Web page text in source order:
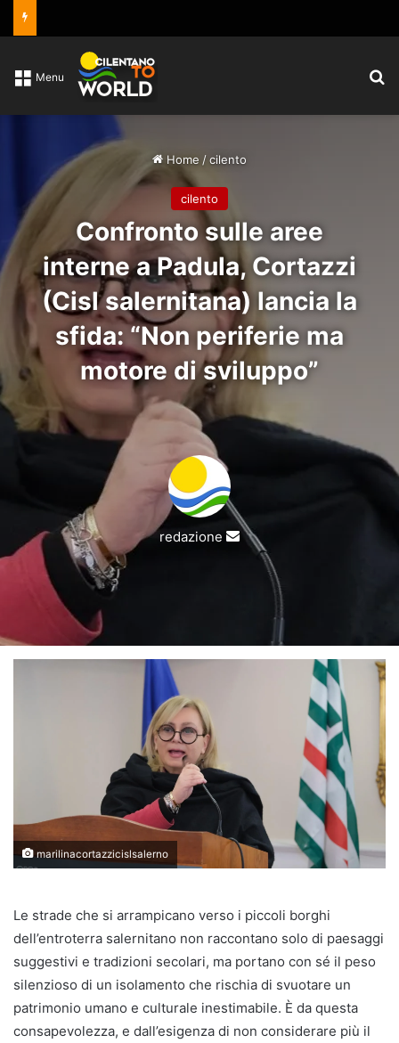
Menu
Home /cilento
cilento
Confronto sulle aree
interne a Padula, Cortazzi
(Cisl salernitana) lancia la
sfida: “Non periferie ma
motore di sviluppo”
redazione
Invia
un'email
marilinacortazzicislsalerno
Le strade che si arrampicano verso i piccoli borghi
dell’entroterra salernitano non raccontano solo di paesaggi
suggestivi e tradizioni secolari, ma portano con sé il peso
silenzioso di un isolamento che rischia di svuotare un
patrimonio umano e culturale inestimabile. È da questa
consapevolezza, e dall’esigenza di non considerare più il